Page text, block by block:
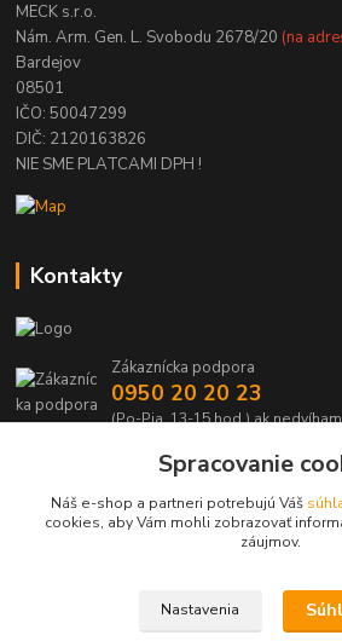
MECK s.r.o.
Nám. Arm. Gen. L. Svobodu 2678/20 (na
Bardejov
08501
IČO: 50047299
DIČ: 2120163826
NIE SME PLATCAMI DPH !
Kontakty
Zákaznícka podpora
0950 20 20 23
(Po-Pia, 13-15 hod.) ak
info@kabelmanie.sk
Upravit sběr
Spracovanie
Náš e-shop a partneri potrebujú Váš
cookies, aby Vám mohli zobrazovať
záujmov.
Nastavenia